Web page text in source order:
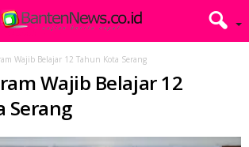
Wajib Belajar 12 Tahun Kota Serang
Wajib Belajar 12
Serang